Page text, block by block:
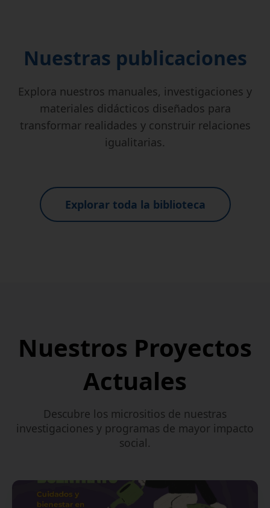
Nuestras publicaciones
Explora nuestros manuales, investigaciones y
materiales didácticos diseñados para
transformar realidades y construir relaciones
igualitarias.
Explorar toda la biblioteca
Nuestros Proyectos
Actuales
Descubre los micrositios de nuestras
investigaciones y programas de mayor impacto
social.